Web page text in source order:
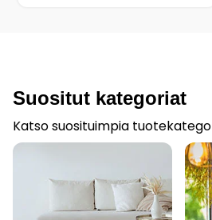
Suositut kategoriat
Katso suosituimpia